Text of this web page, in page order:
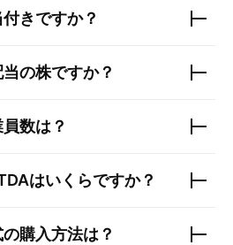
きですか？
の株ですか？
数は？
はいくらですか？
購入方法は？